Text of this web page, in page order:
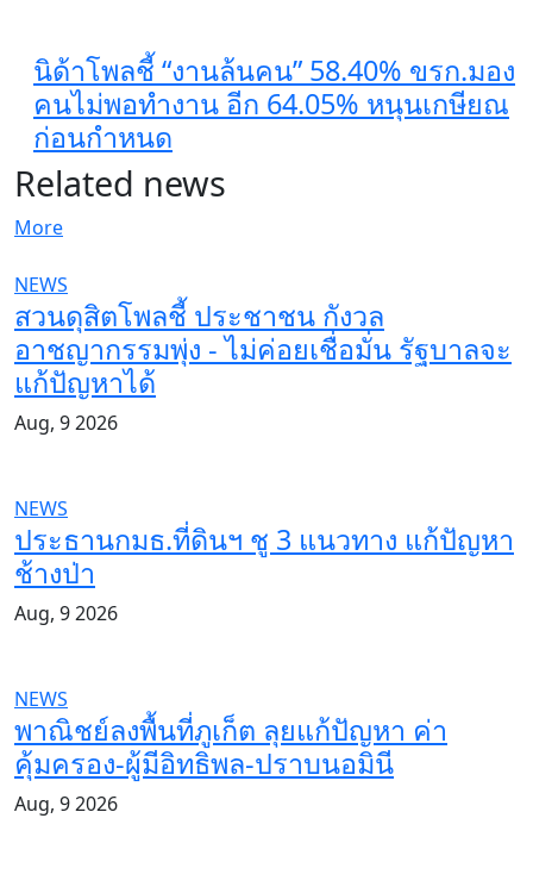
นิด้าโพลชี้ “งานล้นคน” 58.40% ขรก.มอง
คนไม่พอทำงาน อีก 64.05% หนุนเกษียณ
ก่อนกำหนด
Related news
More
NEWS
สวนดุสิตโพลชี้ ประชาชน กังวล
อาชญากรรมพุ่ง - ไม่ค่อยเชื่อมั่น รัฐบาลจะ
แก้ปัญหาได้
Aug, 9 2026
NEWS
ประธานกมธ.ที่ดินฯ ชู 3 แนวทาง แก้ปัญหา
ช้างป่า
Aug, 9 2026
NEWS
พาณิชย์ลงพื้นที่ภูเก็ต ลุยแก้ปัญหา ค่า
คุ้มครอง-ผู้มีอิทธิพล-ปราบนอมินี
Aug, 9 2026